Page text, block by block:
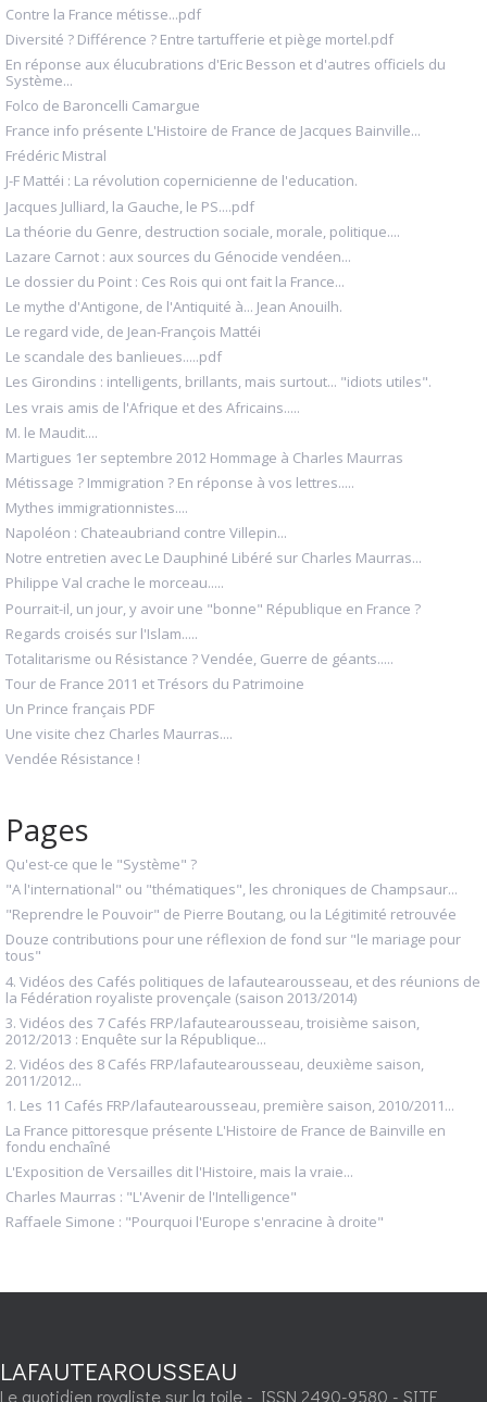
Contre la France métisse...pdf
Diversité ? Différence ? Entre tartufferie et piège mortel.pdf
En réponse aux élucubrations d'Eric Besson et d'autres officiels du
Système...
Folco de Baroncelli Camargue
France info présente L'Histoire de France de Jacques Bainville...
Frédéric Mistral
J-F Mattéi : La révolution copernicienne de l'education.
Jacques Julliard, la Gauche, le PS....pdf
La théorie du Genre, destruction sociale, morale, politique....
Lazare Carnot : aux sources du Génocide vendéen...
Le dossier du Point : Ces Rois qui ont fait la France...
Le mythe d'Antigone, de l'Antiquité à... Jean Anouilh.
Le regard vide, de Jean-François Mattéi
Le scandale des banlieues.....pdf
Les Girondins : intelligents, brillants, mais surtout... "idiots utiles".
Les vrais amis de l'Afrique et des Africains.....
M. le Maudit....
Martigues 1er septembre 2012 Hommage à Charles Maurras
Métissage ? Immigration ? En réponse à vos lettres.....
Mythes immigrationnistes....
Napoléon : Chateaubriand contre Villepin...
Notre entretien avec Le Dauphiné Libéré sur Charles Maurras...
Philippe Val crache le morceau.....
Pourrait-il, un jour, y avoir une "bonne" République en France ?
Regards croisés sur l'Islam.....
Totalitarisme ou Résistance ? Vendée, Guerre de géants.....
Tour de France 2011 et Trésors du Patrimoine
Un Prince français PDF
Une visite chez Charles Maurras....
Vendée Résistance !
Pages
Qu'est-ce que le "Système" ?
"A l'international" ou "thématiques", les chroniques de Champsaur...
"Reprendre le Pouvoir" de Pierre Boutang, ou la Légitimité retrouvée
Douze contributions pour une réflexion de fond sur "le mariage pour
tous"
4. Vidéos des Cafés politiques de lafautearousseau, et des réunions de
la Fédération royaliste provençale (saison 2013/2014)
3. Vidéos des 7 Cafés FRP/lafautearousseau, troisième saison,
2012/2013 : Enquête sur la République...
2. Vidéos des 8 Cafés FRP/lafautearousseau, deuxième saison,
2011/2012...
1. Les 11 Cafés FRP/lafautearousseau, première saison, 2010/2011...
La France pittoresque présente L'Histoire de France de Bainville en
fondu enchaîné
L'Exposition de Versailles dit l'Histoire, mais la vraie...
Charles Maurras : "L'Avenir de l'Intelligence"
Raffaele Simone : "Pourquoi l'Europe s'enracine à droite"
LAFAUTEAROUSSEAU
Le quotidien royaliste sur la toile - ISSN 2490-9580 - SITE